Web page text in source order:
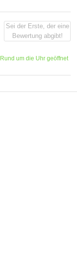
Rund um die Uhr geöffnet
Sei der Erste, der eine
Bewertung abgibt!